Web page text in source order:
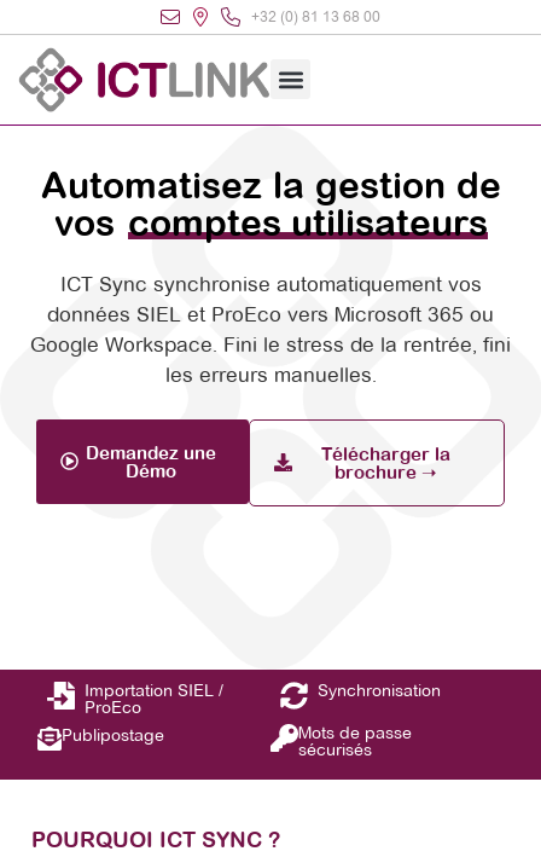
+32 (0) 81 13 68 00
Automatisez la gestion de
vos comptes utilisateurs
ICT Sync synchronise automatiquement vos
données SIEL et ProEco vers Microsoft 365 ou
Google Workspace. Fini le stress de la rentrée, fini
les erreurs manuelles.
Demandez une
Démo
Télécharger la
brochure ➝
Importation SIEL /
ProEco
Synchronisation
Publipostage Mots de passe
sécurisés
POURQUOI ICT SYNC ?